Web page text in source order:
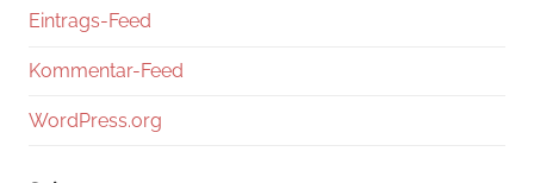
Eintrags-Feed
Kommentar-Feed
WordPress.org